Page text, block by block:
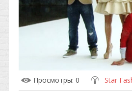
Просмотры: 0 Star